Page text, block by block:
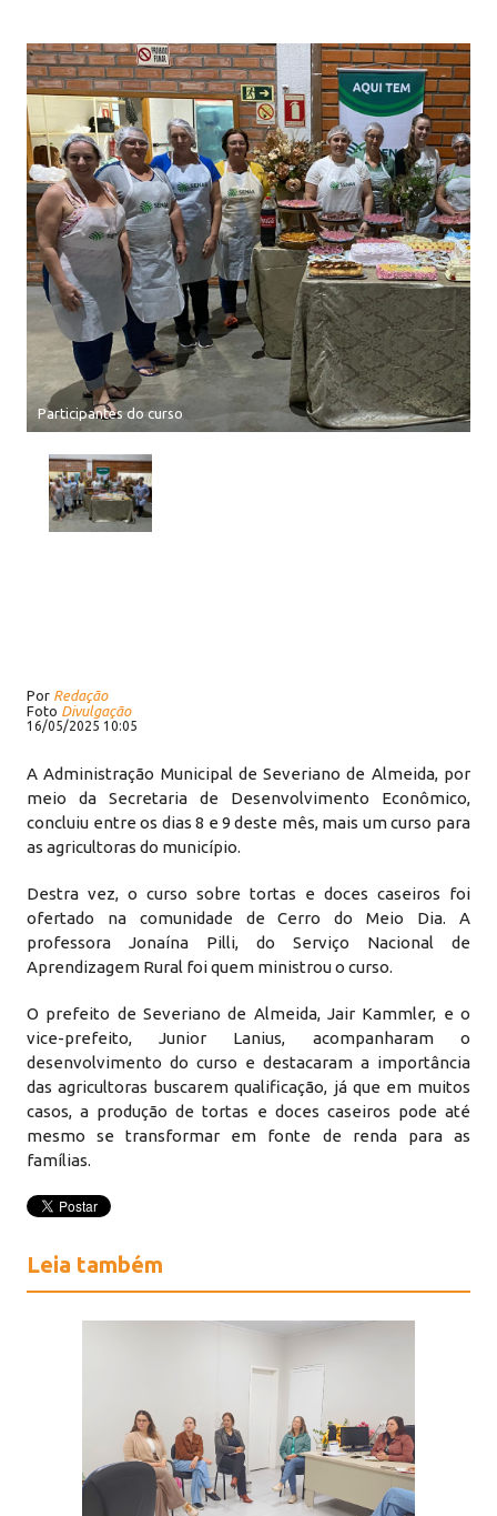
Participantes do curso
Por Redação
Foto Divulgação
16/05/2025 10:05
A Administração Municipal de Severiano de Almeida, por
meio da Secretaria de Desenvolvimento Econômico,
concluiu entre os dias 8 e 9 deste mês, mais um curso para
as agricultoras do município.
Destra vez, o curso sobre tortas e doces caseiros foi
ofertado na comunidade de Cerro do Meio Dia. A
professora Jonaína Pilli, do Serviço Nacional de
Aprendizagem Rural foi quem ministrou o curso.
O prefeito de Severiano de Almeida, Jair Kammler, e o
vice-prefeito, Junior Lanius, acompanharam o
desenvolvimento do curso e destacaram a importância
das agricultoras buscarem qualificação, já que em muitos
casos, a produção de tortas e doces caseiros pode até
mesmo se transformar em fonte de renda para as
famílias.
Leia também